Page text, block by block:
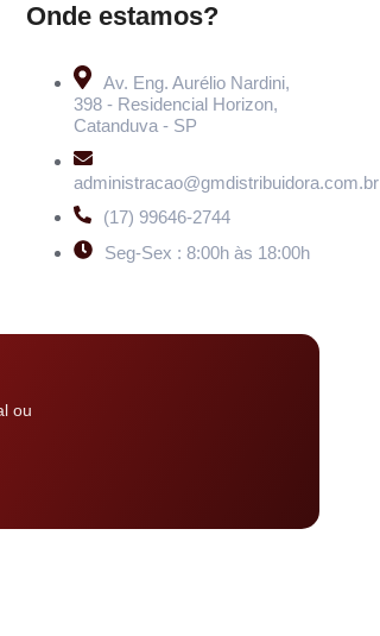
Onde estamos?
Av. Eng. Aurélio Nardini,
398 - Residencial Horizon,
Catanduva - SP
administracao@gmdistribuidora.com.br
(17) 99646-2744
Seg-Sex : 8:00h às 18:00h
ou